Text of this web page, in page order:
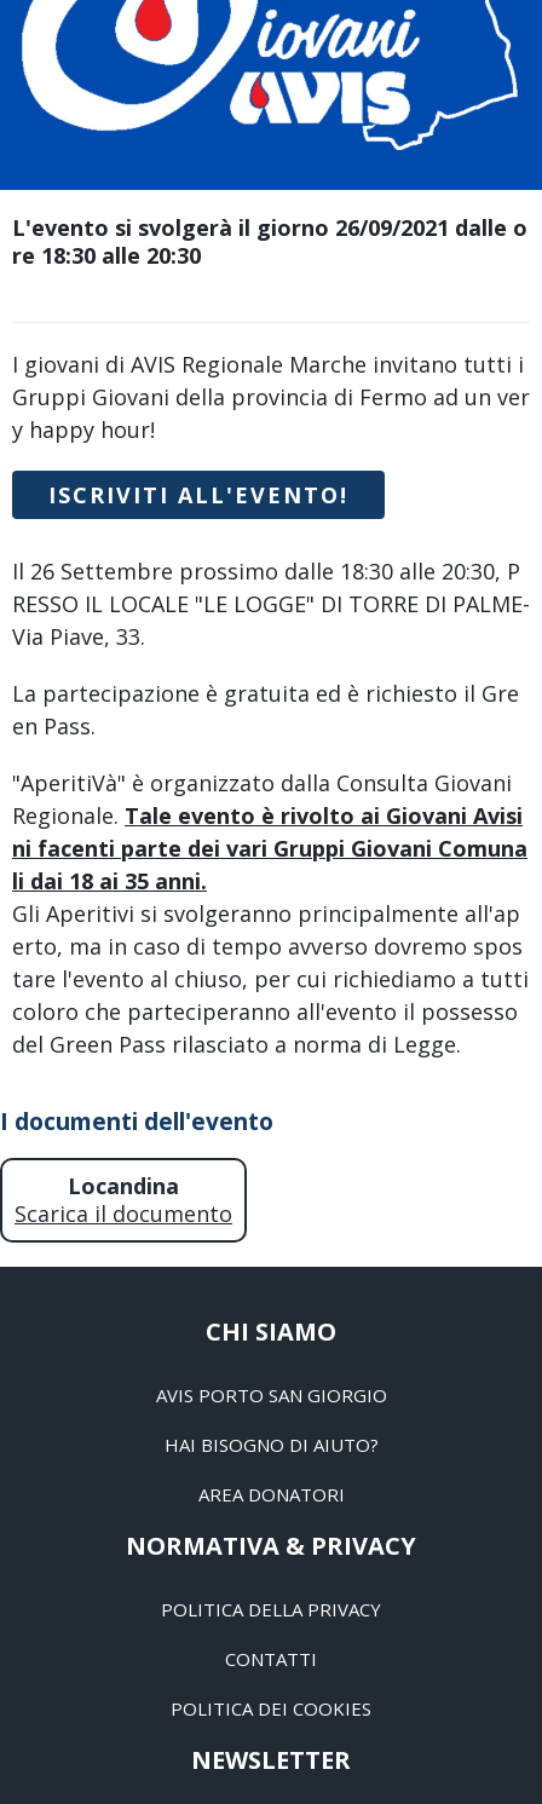
L'evento si svolgerà il giorno 26/09/2021 dalle o
re 18:30 alle 20:30
I giovani di AVIS Regionale Marche invitano tutti i
Gruppi Giovani della provincia di Fermo ad un ver
y happy hour!
ISCRIVITI ALL'EVENTO!
Il 26 Settembre prossimo dalle 18:30 alle 20:30, P
RESSO IL LOCALE "LE LOGGE" DI TORRE DI PALME-
Via Piave, 33.
La partecipazione è gratuita ed è richiesto il Gre
en Pass.
"AperitiVà" è organizzato dalla Consulta Giovani
Regionale. Tale evento è rivolto ai Giovani Avisi
ni facenti parte dei vari Gruppi Giovani Comuna
li dai 18 ai 35 anni.
Gli Aperitivi si svolgeranno principalmente all'ap
erto, ma in caso di tempo avverso dovremo spos
tare l'evento al chiuso, per cui richiediamo a tutti
coloro che parteciperanno all'evento il possesso
del Green Pass rilasciato a norma di Legge.
I documenti dell'evento
Locandina
Scarica il documento
CHI SIAMO
AVIS PORTO SAN GIORGIO
HAI BISOGNO DI AIUTO?
AREA DONATORI
NORMATIVA & PRIVACY
POLITICA DELLA PRIVACY
CONTATTI
POLITICA DEI COOKIES
NEWSLETTER